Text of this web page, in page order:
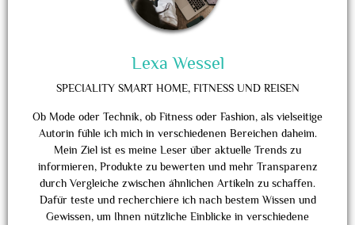
Lexa Wessel
SPECIALITY SMART HOME, FITNESS UND REISEN
Ob Mode oder Technik, ob Fitness oder Fashion, als vielseitige
Autorin fühle ich mich in verschiedenen Bereichen daheim.
Mein Ziel ist es meine Leser über aktuelle Trends zu
informieren, Produkte zu bewerten und mehr Transparenz
durch Vergleiche zwischen ähnlichen Artikeln zu schaffen.
Dafür teste und recherchiere ich nach bestem Wissen und
Gewissen, um Ihnen nützliche Einblicke in verschiedene